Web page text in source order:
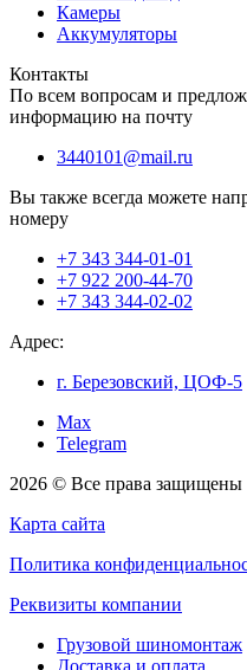
Камеры
Аккумуляторы
Контакты
По всем вопросам и
информацию на почту
3440101@mail.ru
Вы также всегда можете
номеру
+7 343 344-01-01
+7 922 200-44-70
+7 343 344-02-02
Адрес:
г. Березовский, ЦОФ-5
Max
Telegram
2026 © Все права защищены
Карта сайта
Политика
Реквизиты компании
Грузовой шиномонтаж
Доставка и оплата